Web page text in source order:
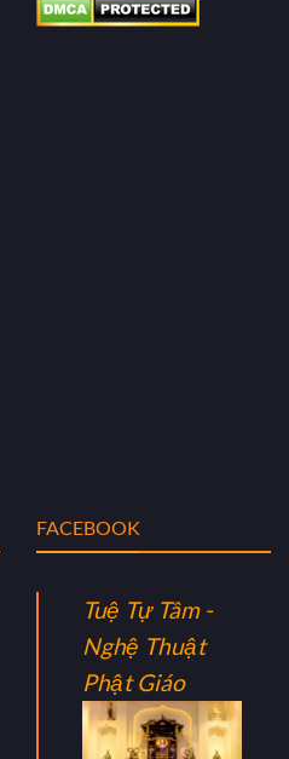
FACEBOOK
Tuệ Tự Tâm -
Nghệ Thuật
Phật Giáo